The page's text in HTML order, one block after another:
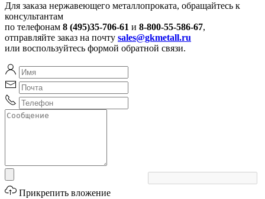
Для заказа нержавеющего металлопроката, обращайтесь к
консультантам
по телефонам 8 (495)35-706-61 и 8-800-55-586-67,
отправляйте заказ на почту sales@gkmetall.ru
или воспользуйтесь формой обратной связи.
Прикрепить вложение